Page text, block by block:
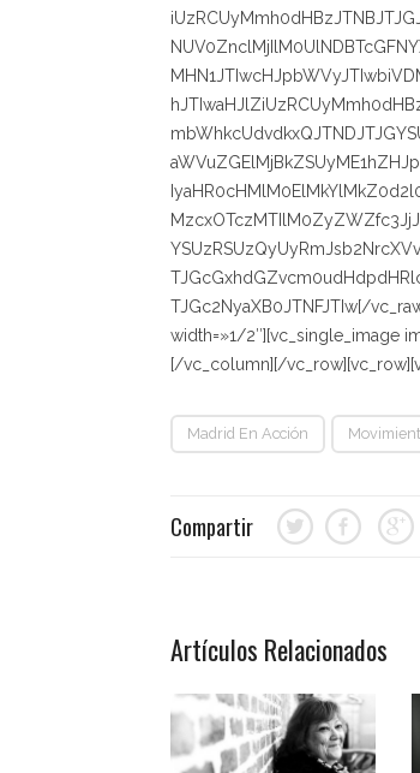
TJGc2NyaXB0JTNFJTIw[/
width=»1/2″][vc_single_image
[/vc_column][/
Madrid En Acción
Compartir
Artículos Relacionados